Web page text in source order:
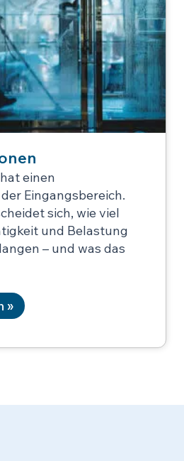
einen
Eingangsbereich.
sich, wie viel
und Belastung
– und was das
»